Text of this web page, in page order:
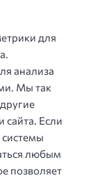
для
анализа
Мы так
сайта. Если
системы
любым
позволяет